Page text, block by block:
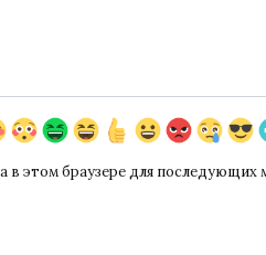
в этом браузере для последующих